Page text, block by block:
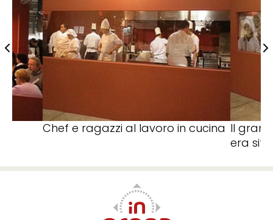
Chef e ragazzi al lavoro in cucina Il
era